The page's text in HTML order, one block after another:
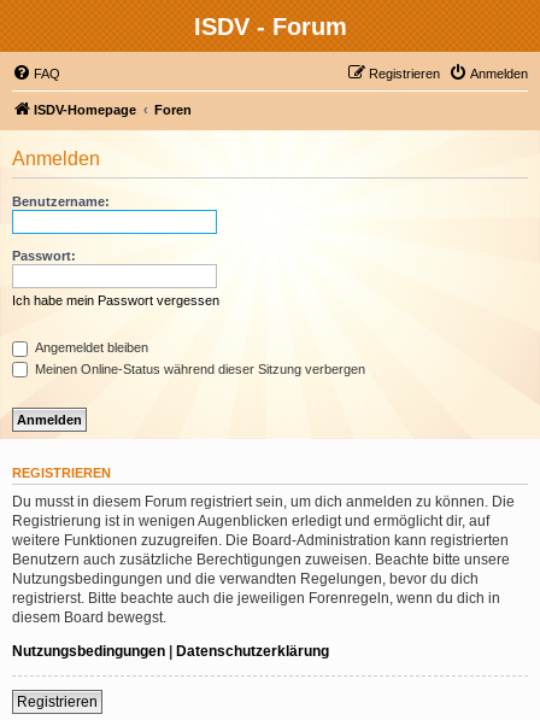
ISDV - Forum
FAQ Anmelden
Registrieren
ISDV-Homepage Foren
Anmelden
Benutzername:
Passwort:
Ich habe mein Passwort vergessen
Angemeldet bleiben
Meinen Online-Status während dieser Sitzung verbergen
REGISTRIEREN
Du musst in diesem Forum registriert sein, um dich anmelden zu können. Die
Registrierung ist in wenigen Augenblicken erledigt und ermöglicht dir, auf
weitere Funktionen zuzugreifen. Die Board-Administration kann registrierten
Benutzern auch zusätzliche Berechtigungen zuweisen. Beachte bitte unsere
Nutzungsbedingungen und die verwandten Regelungen, bevor du dich
registrierst. Bitte beachte auch die jeweiligen Forenregeln, wenn du dich in
diesem Board bewegst.
Nutzungsbedingungen | Datenschutzerklärung
Registrieren